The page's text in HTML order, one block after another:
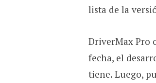
lista de la
DriverMax Pro
fecha, el
tiene. Luego,